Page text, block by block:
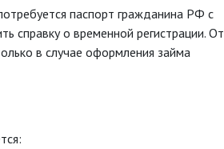
паспорт гражданина РФ с
справку о временной регистрации. От
в случае оформления займа